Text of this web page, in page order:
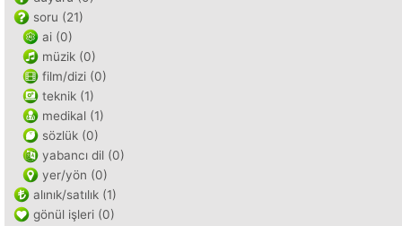
soru (21)
ai (0)
müzik (0)
film/dizi (0)
teknik (1)
medikal (1)
sözlük (0)
yabancı dil (0)
yer/yön (0)
alınık/satılık (1)
gönül işleri (0)